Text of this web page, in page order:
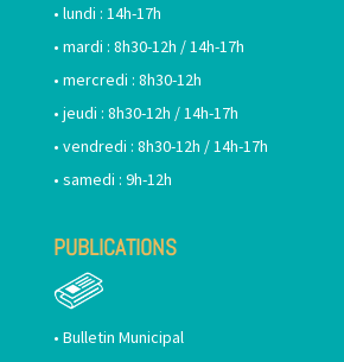
• lundi : 14h-17h
• mardi : 8h30-12h / 14h-17h
• mercredi : 8h30-12h
• jeudi : 8h30-12h / 14h-17h
• vendredi : 8h30-12h / 14h-17h
• samedi : 9h-12h
PUBLICATIONS
• Bulletin Municipal